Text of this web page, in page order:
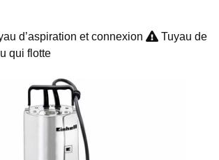
d’aspiration et connexion
Tuyau de
qui flotte